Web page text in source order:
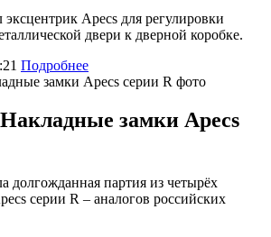
Apecs для регулировки
двери к дверной коробке.
Подробнее
замки Apecs
долгожданная партия из четырёх
серии R – аналогов российских